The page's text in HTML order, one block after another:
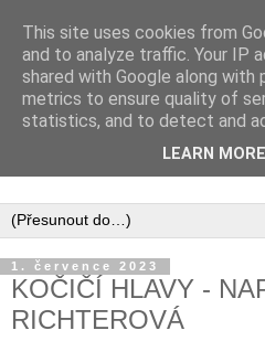
Inspirujte se tím, co píší
1. července 2023
KOČIČÍ HLAVY -
RICHTEROVÁ
This site uses cookies from
and to analyze traffic. Your IP
shared with Google along with
metrics to ensure quality of
statistics, and to detect and
LEARN MORE